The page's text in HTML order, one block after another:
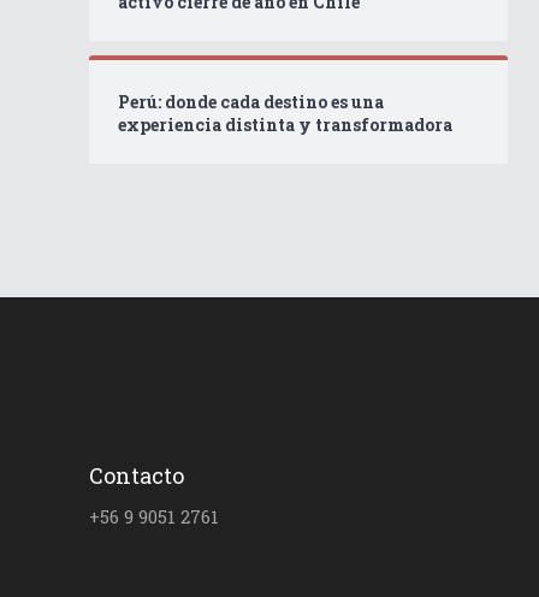
Perú: donde cada destino es una
experiencia distinta y transformadora
Contacto
+56 9 9051 2761